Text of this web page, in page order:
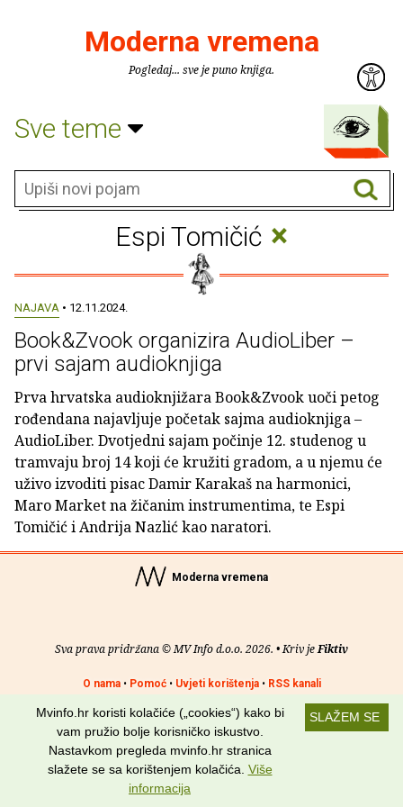
Moderna vremena
Pogledaj... sve je puno knjiga.
Sve teme
Espi Tomičić ×
NAJAVA • 12.11.2024.
Book&Zvook organizira AudioLiber –
prvi sajam audioknjiga
Prva hrvatska audioknjižara Book&Zvook uoči petog
rođendana najavljuje početak sajma audioknjiga –
AudioLiber. Dvotjedni sajam počinje 12. studenog u
tramvaju broj 14 koji će kružiti gradom, a u njemu će
uživo izvoditi pisac Damir Karakaš na harmonici,
Maro Market na žičanim instrumentima, te Espi
Tomičić i Andrija Nazlić kao naratori.
Moderna vremena
Sva prava pridržana © MV Info d.o.o. 2026. • Kriv jeFiktiv
O nama• Pomoć• Uvjeti korištenja• RSS kanali
Potraži nas na: SLAŽEM SE
Mvinfo.hr koristi kolačiće („cookies“) kako bi
vam pružio bolje korisničko iskustvo.
Nastavkom pregleda mvinfo.hr stranica
slažete se sa korištenjem kolačića. Više
informacija